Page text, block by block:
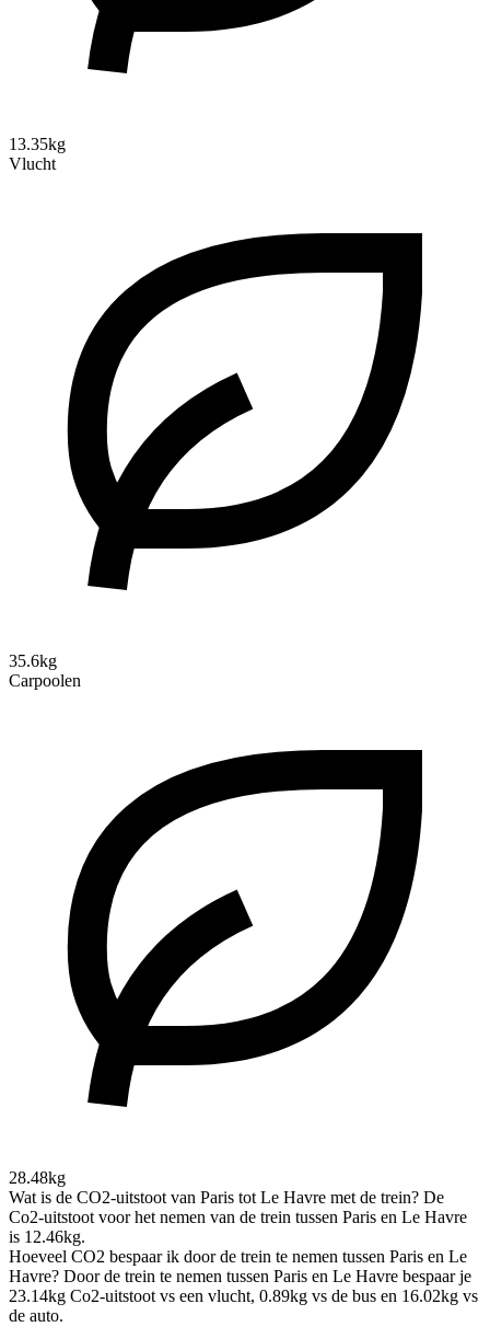
13.35kg
Vlucht
35.6kg
Carpoolen
28.48kg
Wat is de CO2-uitstoot van Paris tot Le Havre met de trein? De
Co2-uitstoot voor het nemen van de trein tussen Paris en Le Havre
is 12.46kg.
Hoeveel CO2 bespaar ik door de trein te nemen tussen Paris en Le
Havre? Door de trein te nemen tussen Paris en Le Havre bespaar je
23.14kg Co2-uitstoot vs een vlucht, 0.89kg vs de bus en 16.02kg vs
de auto.